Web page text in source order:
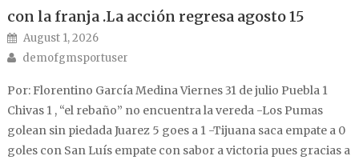
con la franja .La acción regresa agosto 15
Posted on
August 1, 2026
Author
demofgmsportuser
Por: Florentino García Medina Viernes 31 de julio Puebla 1
Chivas 1 , “el rebaño” no encuentra la vereda -Los Pumas
golean sin piedada Juarez 5 goes a 1 -Tijuana saca empate a 0
goles con San Luís empate con sabor a victoria pues gracias a